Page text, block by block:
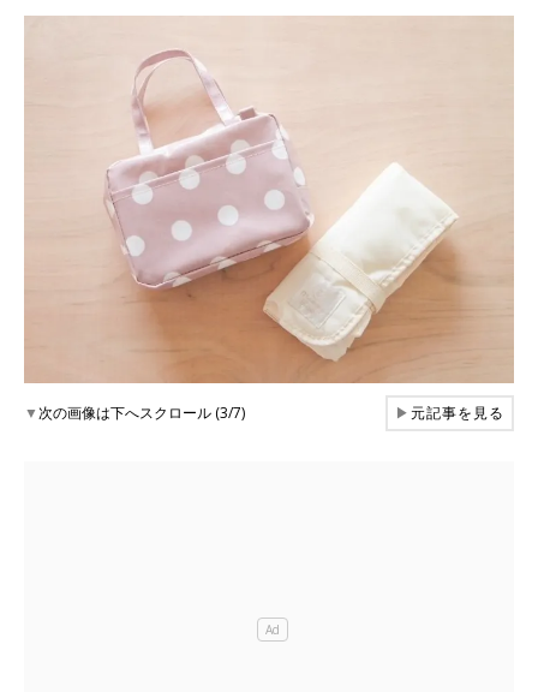
▼次の画像は下へスクロール (3/7) ▶元記事を見る